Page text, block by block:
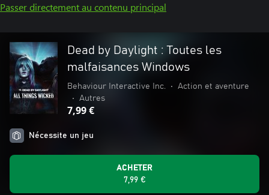
Passer directement au contenu principal
Dead by Daylight : Toutes les
malfaisances Windows
Behaviour Interactive Inc. •
Action et aventure
•
Autres
7,99 €
Nécessite un jeu
ACHETER
7,99 €